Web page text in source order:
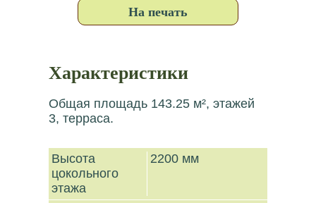
На печать
Характеристики
Общая площадь 143.25 м², этажей
3, терраса.
Высота
цокольного
этажа
2200 мм